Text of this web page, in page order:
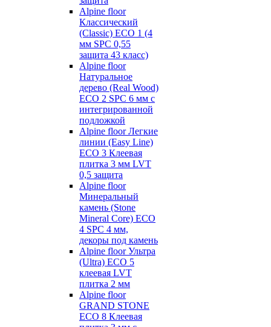
Alpine floor
Классический
(Classic) ECO 1 (4
мм SPC 0,55
защита 43 класс)
Alpine floor
Натуральное
дерево (Real Wood)
ECO 2 SPC 6 мм с
интегрированной
подложкой
Alpine floor Легкие
линии (Easy Line)
ECO 3 Клеевая
плитка 3 мм LVT
0,5 защита
Alpine floor
Минеральный
камень (Stone
Mineral Core) ECO
4 SPC 4 мм,
декоры под камень
Alpine floor Ультра
(Ultra) ECO 5
клеевая LVT
плитка 2 мм
Alpine floor
GRAND STONE
ECO 8 Клеевая